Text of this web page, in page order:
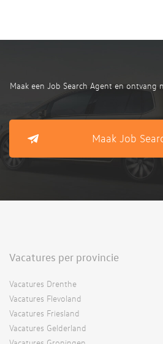
Maak een Job Search Agent en ontvang
Maak Job
Vacatures per provincie
Vacatures Drenthe
Vacatures Flevoland
Vacatures Friesland
Vacatures Gelderland